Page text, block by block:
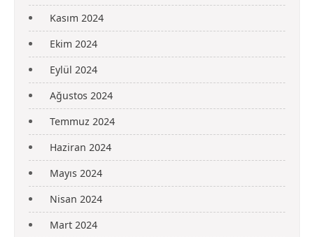
Kasım 2024
Ekim 2024
Eylül 2024
Ağustos 2024
Temmuz 2024
Haziran 2024
Mayıs 2024
Nisan 2024
Mart 2024